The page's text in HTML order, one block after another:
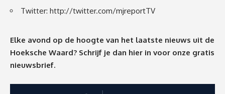
Twitter: http://twitter.com/mjreportTV
Elke avond op de hoogte van het laatste nieuws uit de
Hoeksche Waard? Schrijf je dan hier in voor onze gratis
nieuwsbrief.